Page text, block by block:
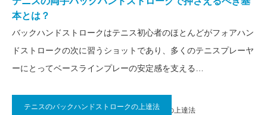
本とは？
バックハンドストロークはテニス初心者のほとんどがフォアハン
ドストロークの次に習うショットであり、多くのテニスプレーヤ
ーにとってベースラインプレーの安定感を支える…
テニスのバックハンドストロークの上達法
2019.02.7 テニスのバックハンドストロークの上達法